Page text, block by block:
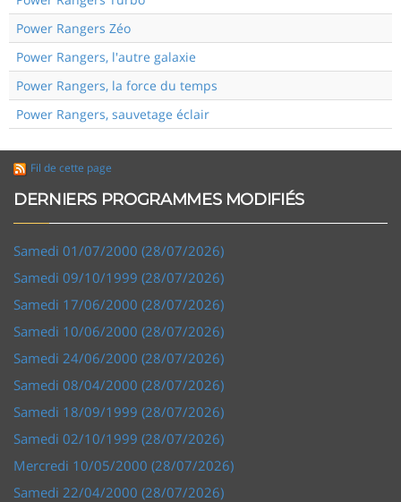
Power Rangers Zéo
Power Rangers, l'autre galaxie
Power Rangers, la force du temps
Power Rangers, sauvetage éclair
Fil de cette page
DERNIERS PROGRAMMES MODIFIÉS
Samedi 01/07/2000 (28/07/2026)
Samedi 09/10/1999 (28/07/2026)
Samedi 17/06/2000 (28/07/2026)
Samedi 10/06/2000 (28/07/2026)
Samedi 24/06/2000 (28/07/2026)
Samedi 08/04/2000 (28/07/2026)
Samedi 18/09/1999 (28/07/2026)
Samedi 02/10/1999 (28/07/2026)
Mercredi 10/05/2000 (28/07/2026)
Samedi 22/04/2000 (28/07/2026)